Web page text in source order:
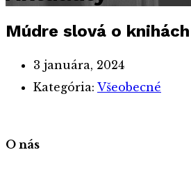
Múdre slová o
3 januára, 2024
Kategória: Všeobecné
O nás